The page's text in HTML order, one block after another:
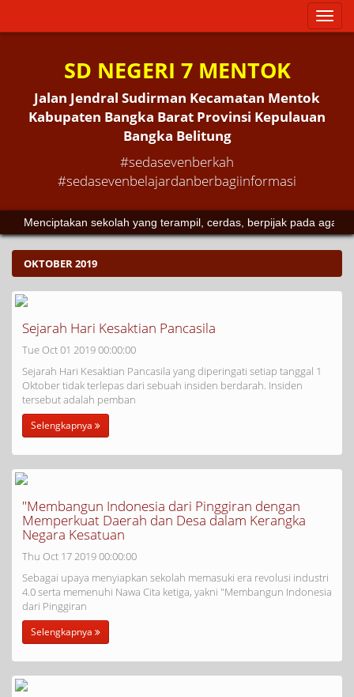
Toggle
SD NEGERI 7 MENTOK
Jalan Jendral Sudirman Kecamatan Mentok
Kabupaten Bangka Barat Provinsi Kepulauan
Bangka Belitung
#sedasevenberkah
#sedasevenbelajardanberbagiinformasi
Menciptakan sekolah yang terampil, cerdas, berpijak pada
OKTOBER 2019
Sejarah Hari Kesaktian Pancasila
Tue Oct 01 2019 00:00:00
Sejarah Hari Kesaktian Pancasila yang diperingati setiap tanggal 1
Oktober tidak terlepas dari sebuah insiden berdarah. Insiden
tersebut adalah pemban
Selengkapnya
"Membangun Indonesia dari Pinggiran dengan
Memperkuat Daerah dan Desa dalam Kerangka
Negara Kesatuan
Thu Oct 17 2019 00:00:00
Sebagai upaya menyiapkan sekolah memasuki era revolusi industri
4.0 serta memenuhi Nawa Cita ketiga, yakni "Membangun Indonesia
dari Pinggiran
Selengkapnya